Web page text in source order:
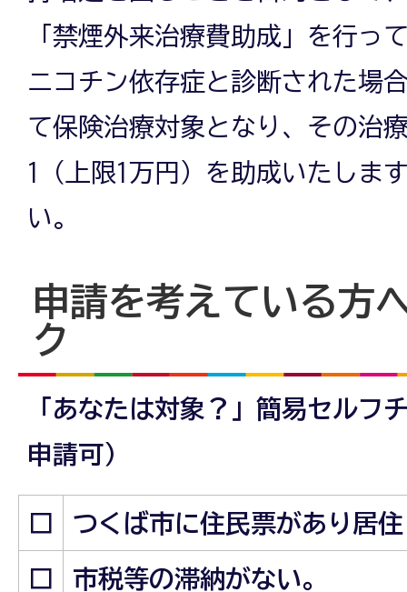
「禁煙外来治療費助成」を行っ
ニコチン依存症と診断された場
て保険治療対象となり、その治
1（上限1万円）を助成いたしま
い。
申請を考えている方
ク
「あなたは対象？」簡易セルフ
申請可）
□ つくば市に住民票があり居
□ 市税等の滞納がない。